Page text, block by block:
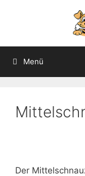
Menü
Der